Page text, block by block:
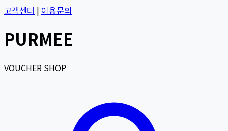
고객센터 | 이용문의
PURMEE
VOUCHER SHOP